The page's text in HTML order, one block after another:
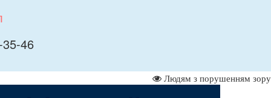
35-46
Людям з порушенням зору